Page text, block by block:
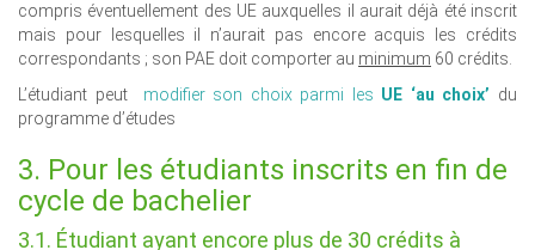
compris éventuellement des UE auxquelles il aurait déjà été inscrit
mais pour lesquelles il n’aurait pas encore acquis les crédits
correspondants ; son PAE doit comporter au minimum 60 crédits.
L’étudiant peut modifier son choix parmi les UE ‘au choix’ du
programme d’études
3. Pour les étudiants inscrits en fin de
cycle de bachelier
3.1. Étudiant ayant encore plus de 30 crédits à